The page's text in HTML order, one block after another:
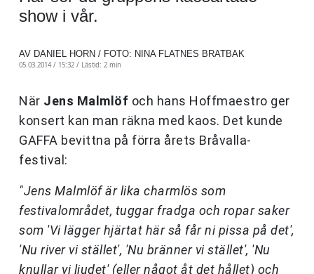
show i vår.
AV DANIEL HORN / FOTO: NINA FLATNES BRATBAK
05.03.2014 / 15:32 / Lästid: 2 min
När Jens Malmlöf och hans Hoffmaestro ger
konsert kan man räkna med kaos. Det kunde
GAFFA bevittna på förra årets Bråvalla-
festival:
"Jens Malmlöf är lika charmlös som
festivalområdet, tuggar fradga och ropar saker
som 'Vi lägger hjärtat här så får ni pissa på det',
'Nu river vi stället', 'Nu bränner vi stället', 'Nu
knullar vi ljudet' (eller något åt det hållet) och